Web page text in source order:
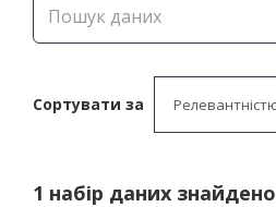
Сортувати за
1 набір даних знайдено